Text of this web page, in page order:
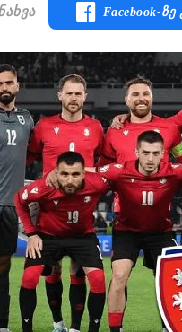
Facebook-Ზე